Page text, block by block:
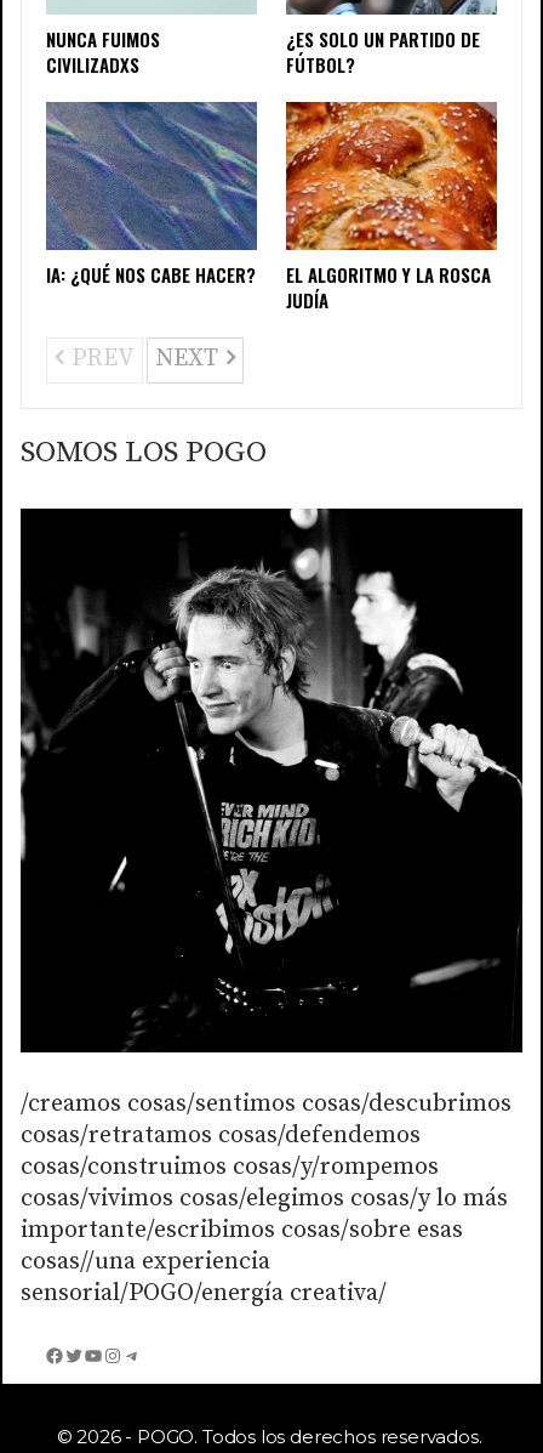
NUNCA FUIMOS
CIVILIZADXS
¿ES SOLO UN PARTIDO DE
FÚTBOL?
IA: ¿QUÉ NOS CABE HACER?
EL ALGORITMO Y LA ROSCA
JUDÍA
PREV NEXT
SOMOS LOS POGO
/creamos cosas/sentimos cosas/descubrimos
cosas/retratamos cosas/defendemos
cosas/construimos cosas/y/rompemos
cosas/vivimos cosas/elegimos cosas/y lo más
importante/escribimos cosas/sobre esas
cosas//una experiencia
sensorial/POGO/energía creativa/
Facebook
Twitter
YouTube
Instagram
Telegram
© 2026 - POGO. Todos los derechos reservados.